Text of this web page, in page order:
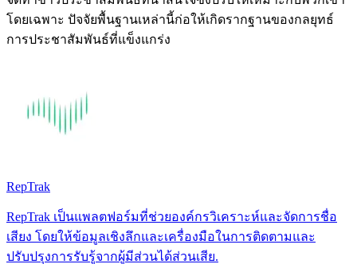
โดยเฉพาะ ปัจจัยพื้นฐานเหล่านี้ก่อให้เกิดรากฐานของกลยุทธ์
การประชาสัมพันธ์ที่แข็งแกร่ง
RepTrak
RepTrak เป็นแพลตฟอร์มที่ช่วยองค์กรวิเคราะห์และจัดการชื่อ
เสียง โดยให้ข้อมูลเชิงลึกและเครื่องมือในการติดตามและ
ปรับปรุงการรับรู้จากผู้มีส่วนได้ส่วนเสีย.